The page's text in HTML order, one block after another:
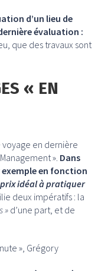
d’un lieu de
évaluation :
que des travaux sont
« EN
voyage en dernière
». Dans
en fonction
idéal à pratiquer
deux impératifs : la
» d’une part, et de
», Grégory